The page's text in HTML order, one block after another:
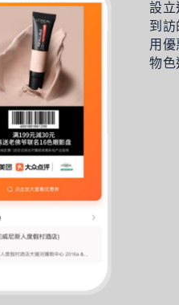
設立
到訪
用優
物色